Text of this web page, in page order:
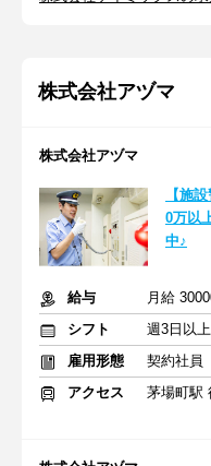
株式会社アヅマ
株式会社アヅマ
【施
0万以
中♪
給与
月給
シフト
週3日以
雇用形態
契約社員
アクセス
茅場町駅